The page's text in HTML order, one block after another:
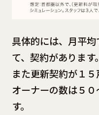
具体的には、月平
て、契約があります。
また更新契約が１
オーナーの数は５
す。